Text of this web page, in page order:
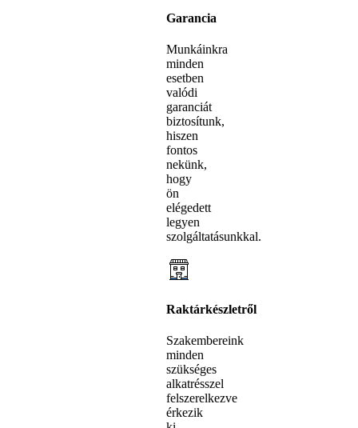
Garancia
Munkáinkra
minden
esetben
valódi
garanciát
biztosítunk,
hiszen
fontos
nekünk,
hogy
ön
elégedett
legyen
szolgáltatásunkkal.
Raktárkészletről
Szakembereink
minden
szükséges
alkatrésszel
felszerelkezve
érkezik